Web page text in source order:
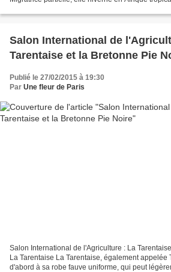
Salon International de
Tarentaise et la Bretonne Pie
Publié le 27/02/2015 à 19:30
Par Une fleur de Paris
Salon International de l'Agriculture : La
La Tarentaise La Tarentaise, également appelée
d'abord à sa robe fauve uniforme, qui peut